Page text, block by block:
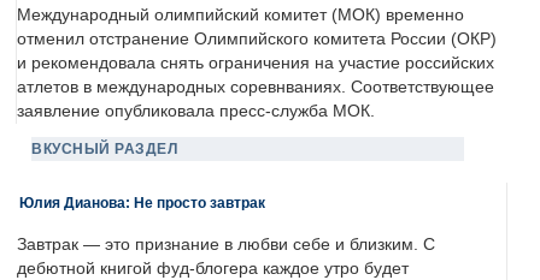
Международный олимпийский комитет (МОК) временно
отменил отстранение Олимпийского комитета России (ОКР)
и рекомендовала снять ограничения на участие российских
атлетов в международных соревнваниях. Соответствующее
заявление опубликовала пресс-служба МОК.
ВКУСНЫЙ РАЗДЕЛ
Юлия Дианова: Не просто завтрак
Завтрак — это признание в любви себе и близким. С
дебютной книгой фуд-блогера каждое утро будет